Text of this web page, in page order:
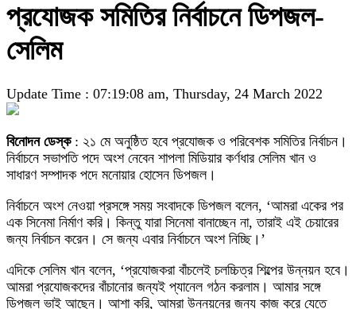
প্রযোজক সমিতির নির্বাচনে ডিপজল-
সেলিম
Update Time : 07:19:08 am, Thursday, 24 March 2022
বিনোদন ডেস্ক: ২১ মে অনুষ্ঠিত হবে প্রযোজক ও পরিবেশক সমিতির নির্বাচন।
নির্বাচনে সভাপতি পদে অংশ নেবেন শাপলা মিডিয়ার কর্ণধার সেলিম খান ও
সাধারণ সম্পাদক পদে মনোয়ার হোসেন ডিপজল।
নির্বাচনে অংশ নেওয়া প্রসঙ্গে সময় সংবাদকে ডিপজল বলেন, ‘আমরা একের পর
এক সিনেমা নির্মাণ করি। কিন্তু যারা সিনেমা বানাচ্ছেন না, তারাই এই চেয়ারের
জন্য নির্বাচন করেন। সে জন্য এবার নির্বাচনে অংশ নিচ্ছি।’
এদিকে সেলিম খান বলেন, ‘প্রযোজকরা বাঁচলেই চলচ্চিত্র শিল্পের উন্নয়ন হবে।
আমরা প্রযোজকদের বাঁচানোর জন্যই প্যানেল গঠন করলাম। আমার সঙ্গে
ডিপজল ভাই আছেন। আশা করি, আমরা উন্নয়নের জন্য কাজ করে যেতে